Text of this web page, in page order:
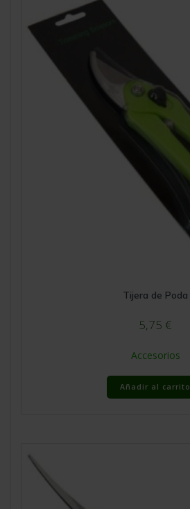
Tijera de Poda
5,75 €
Accesorios
Añadir al carrito